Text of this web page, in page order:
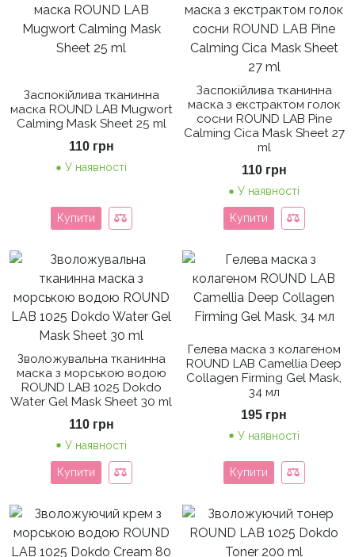
Заспокійлива тканинна
маска ROUND LAB Mugwort
Calming Mask Sheet 25 ml
110 грн
У наявності
Купити
Заспокійлива тканинна
маска з екстрактом голок
сосни ROUND LAB Pine
Calming Cica Mask Sheet 27
ml
110 грн
У наявності
Купити
Зволожувальна тканинна
маска з морською водою
ROUND LAB 1025 Dokdo
Water Gel Mask Sheet 30 ml
110 грн
У наявності
Купити
Гелева маска з колагеном
ROUND LAB Camellia Deep
Collagen Firming Gel Mask,
34 мл
195 грн
У наявності
Купити